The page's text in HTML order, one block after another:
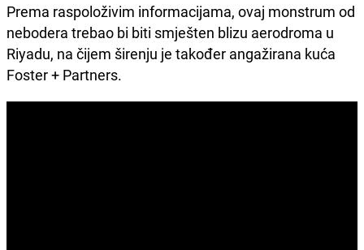
Prema raspoloživim informacijama, ovaj monstrum od
nebodera trebao bi biti smješten blizu aerodroma u
Riyadu, na čijem širenju je također angažirana kuća
Foster + Partners.